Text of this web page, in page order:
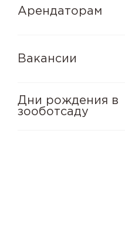
Арендаторам
Вакансии
Дни рождения в
зооботсаду